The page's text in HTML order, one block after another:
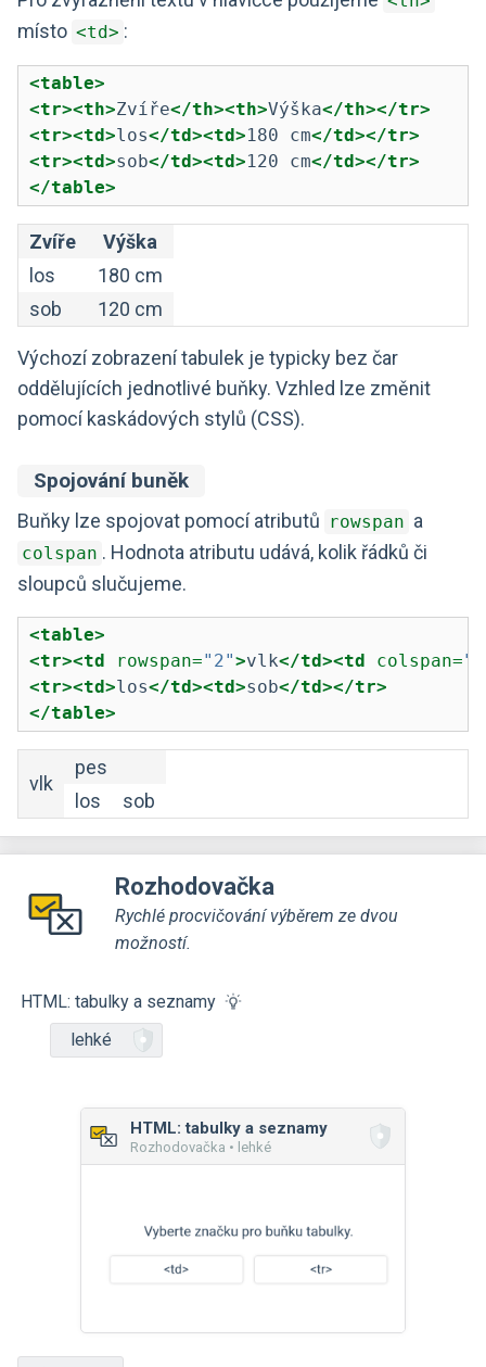
místo <td> :
<table>
<tr><th>Zvíře</th><th>Výška</th></tr>
<tr><td>los</td><td>180 cm</td></tr>
<tr><td>sob</td><td>120 cm</td></tr>
</table>
Zvíře
Výška
los
180 cm
sob
120 cm
Výchozí zobrazení tabulek je typicky bez čar
oddělujících jednotlivé buňky. Vzhled lze změnit
pomocí kaskádových stylů (CSS).
Spojování buněk
Buňky lze spojovat pomocí atributů rowspan a
colspan . Hodnota atributu udává, kolik řádků či
sloupců slučujeme.
<table>
<tr><td rowspan="2">vlk</td><td colspan=
<tr><td>los</td><td>sob</td></tr>
</table>
vlk
pes
los
sob
Rozhodovačka
Rychlé procvičování výběrem ze dvou
možností.
HTML: tabulky a seznamy
lehké
HTML: tabulky a seznamy
Rozhodovačka • lehké